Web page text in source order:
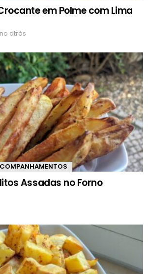
em Polme com Lima
atrás
Assadas no Forno